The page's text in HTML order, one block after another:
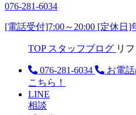
076-281-6034
[電話受付]7:00～20:00 [定休日]
TOP スタッフブログ リ
076-281-6034
お電
こちら！
LINE
相談